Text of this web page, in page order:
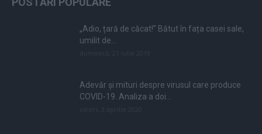
„Adio, țară de căcat!” Bătut în fața casei sale,
umilit de...
Adevăr și mituri despre virusul care produce
COVID-19. Analiza a doi...